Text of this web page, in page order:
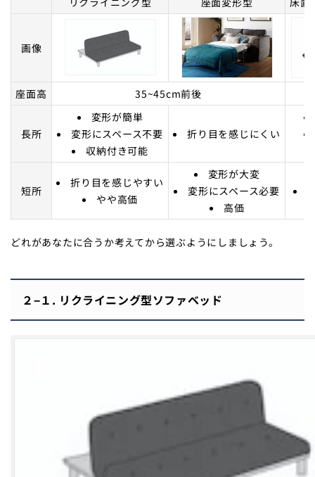
画像
座面高 35~45cm前後
長所
変形が簡単
変形にスペース不要
収納付き可能
折り目を感じにくい
短所
折り目を感じやすい
やや高価
変形が大変
変形にスペース必要
高価
どれがあなたに合うか考えてから選ぶようにしましょう。
２−１. リクライニング型ソファベッド